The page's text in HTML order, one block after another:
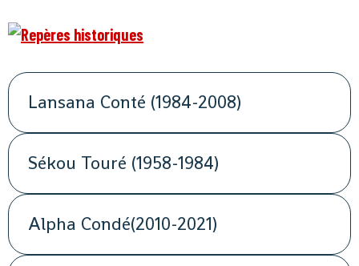
Lansana Conté (1984-2008)
Sékou Touré (1958-1984)
Alpha Condé(2010-2021)